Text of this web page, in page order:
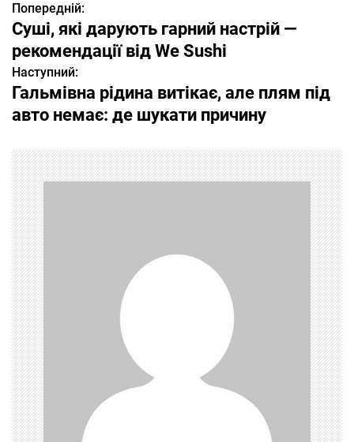
Н
а
в
і
г
а
ц
і
я
з
а
п
и
Попередній:
Суші, які дарують гарний настрій —
рекомендації від We Sushi
Наступний:
Гальмівна рідина витікає, але плям під
авто немає: де шукати причину